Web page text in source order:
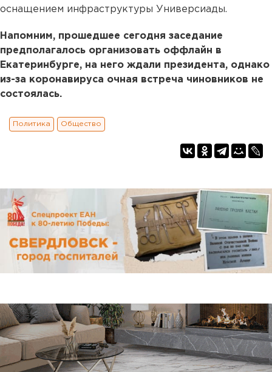
оснащением инфраструктуры Универсиады.
Напомним, прошедшее сегодня заседание
предполагалось организовать оффлайн в
Екатеринбурге, на него ждали президента, однако
из-за коронавируса очная встреча чиновников не
состоялась.
Политика Общество